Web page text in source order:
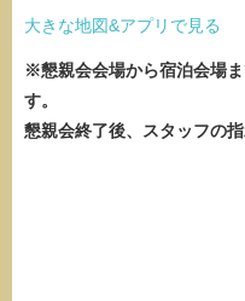
大きな地図&アプリで見る
※懇親会会場から宿泊会場
す。
懇親会終了後、スタッフの